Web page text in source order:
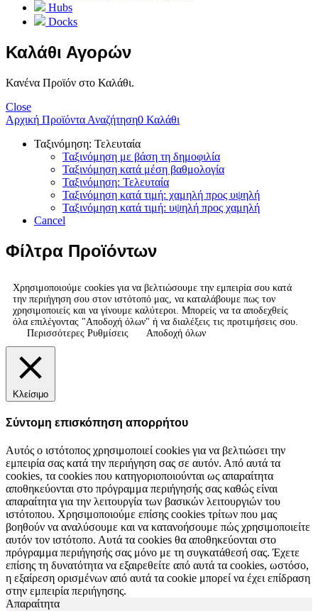
Hubs
Docks
Καλάθι Αγορών
Κανένα Προϊόν στο Καλάθι.
Close
Αρχική Προϊόντα Αναζήτηση0 Καλάθι
Ταξινόμηση: Τελευταία
Ταξινόμηση με βάση τη δημοφιλία
Ταξινόμηση κατά μέση βαθμολογία
Ταξινόμηση: Τελευταία
Ταξινόμηση κατά τιμή: χαμηλή προς υψηλή
Ταξινόμηση κατά τιμή: υψηλή προς χαμηλή
Cancel
Φίλτρα Προϊόντων
Χρησιμοποιούμε cookies για να βελτιώσουμε την εμπειρία σου κατά
την περιήγηση σου στον ιστότοπό μας, να καταλάβουμε πως τον
χρησιμοποιείς και να γίνουμε καλύτεροι. Μπορείς να τα αποδεχθείς
όλα επιλέγοντας "Αποδοχή όλων" ή να διαλέξεις τις προτιμήσεις σου.
Περισσότερες Ρυθμίσεις
Αποδοχή όλων
Κλείσιμο
Σύντομη επισκόπηση απορρήτου
Αυτός ο ιστότοπος χρησιμοποιεί cookies για να βελτιώσει την
εμπειρία σας κατά την περιήγηση σας σε αυτόν. Από αυτά τα
cookies, τα cookies που κατηγοριοποιούνται ως απαραίτητα
αποθηκεύονται στο πρόγραμμα περιήγησής σας καθώς είναι
απαραίτητα για την λειτουργία των βασικών λειτουργιών του
ιστότοπου. Χρησιμοποιούμε επίσης cookies τρίτων που μας
βοηθούν να αναλύσουμε και να κατανοήσουμε πώς χρησιμοποιείτε
αυτόν τον ιστότοπο. Αυτά τα cookies θα αποθηκεύονται στο
πρόγραμμα περιήγησής σας μόνο με τη συγκατάθεσή σας. Έχετε
επίσης τη δυνατότητα να εξαιρεθείτε από αυτά τα cookies, ωστόσο,
η εξαίρεση ορισμένων από αυτά τα cookie μπορεί να έχει επίδραση
στην εμπειρία περιήγησης.
Απαραίτητα